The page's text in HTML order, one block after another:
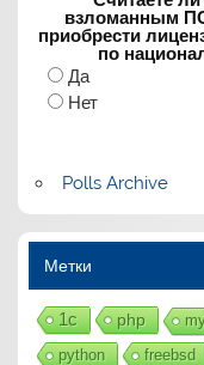
взломанным
приобрести
по
Да
Нет
Polls Archive
Метки
1с php
python freebsd